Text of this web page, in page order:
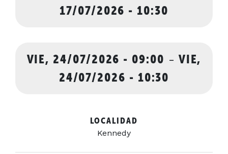
17/07/2026 - 10:30
VIE, 24/07/2026 - 09:00 - VIE,
24/07/2026 - 10:30
LOCALIDAD
Kennedy